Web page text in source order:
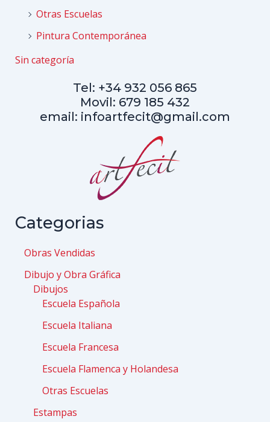
Otras Escuelas
Pintura Contemporánea
Sin categoría
Tel: +34 932 056 865
Movil: 679 185 432
email: infoartfecit@gmail.com
Categorias
Obras Vendidas
Dibujo y Obra Gráfica
Dibujos
Escuela Española
Escuela Italiana
Escuela Francesa
Escuela Flamenca y Holandesa
Otras Escuelas
Estampas